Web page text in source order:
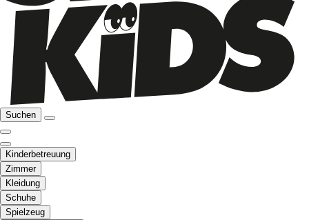
Suchen
Kinderbetreuung
Zimmer
Kleidung
Schuhe
Spielzeug